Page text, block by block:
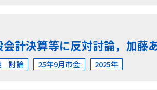
計決算等に反対討論，加藤
討論 25年9月市会 2025年